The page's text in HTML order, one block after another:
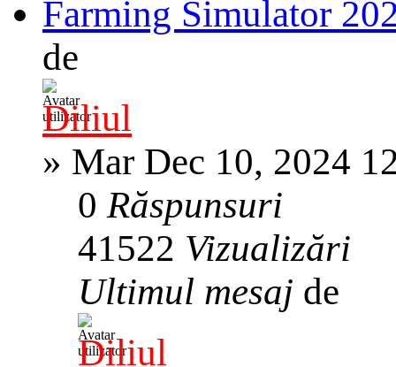
Farming Simulator
de
Diliul
» Mar Dec 10, 2024
0Răspunsuri
41522 Vizualizări
Ultimul mesaj de
Diliul